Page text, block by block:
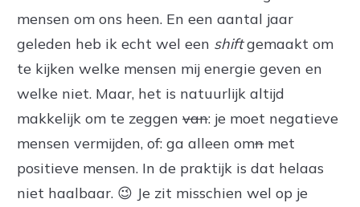
mensen om ons heen. En een aantal jaar
geleden heb ik echt wel een shiftgemaakt om
te kijken welke mensen mij energie geven en
welke niet. Maar, het is natuurlijk altijd
makkelijk om te zeggen van: je moet negatieve
mensen vermijden, of: ga alleen omn met
positieve mensen. In de praktijk is dat helaas
niet haalbaar. 😉 Je zit misschien wel op je